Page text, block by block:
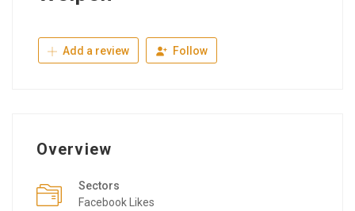
Add a review Follow
Overview
Sectors
Facebook Likes